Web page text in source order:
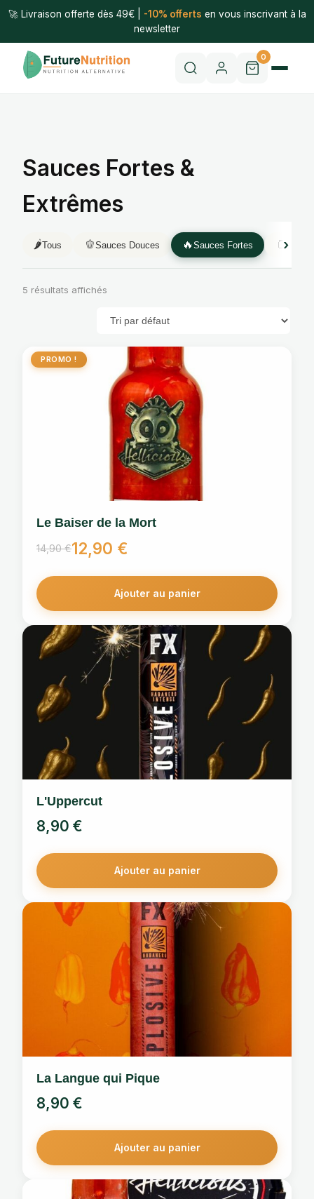
🚀 Livraison offerte dès 49€ | -10% offerts en vous inscrivant à la
newsletter
0
Sauces Fortes &
Extrêmes
🌶️Tous 🫑Sauces Douces 🔥 Sauces Fortes 🫙
5 résultats affichés
PROMO !
Le Baiser de la Mort
14,90€
Le
initial
était :
14,90 €.
12,90 €
Le
actuel
est :
12,90 €.
Ajouter au panier
L'Uppercut
8,90 €
Ajouter au panier
La Langue qui Pique
8,90 €
Ajouter au panier